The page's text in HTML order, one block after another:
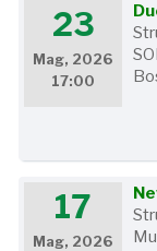
23
Mag, 2026
17:00
17
Mag, 2026